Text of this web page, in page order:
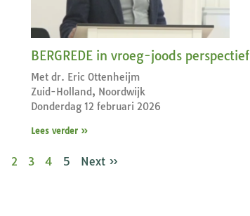
BERGREDE in vroeg-joods perspectief
Met dr. Eric Ottenheijm
Zuid-Holland, Noordwijk
Donderdag 12 februari 2026
Lees verder »
2 3 4 5 Next »